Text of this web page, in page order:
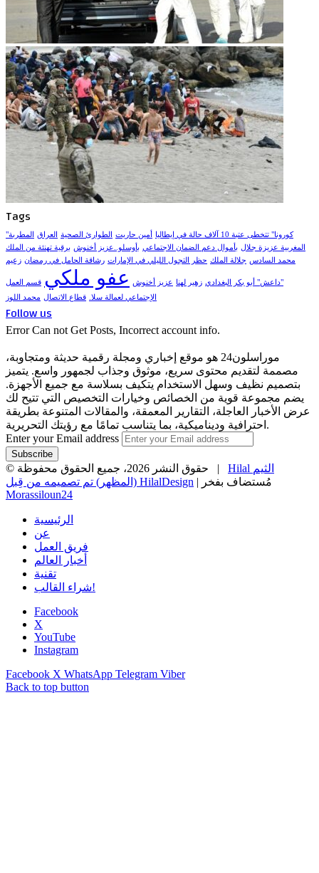
Tags
"كورونا" تتخطى عتبة 10 آلاف حالة في إيطاليا أمين حاريت الطوارئ الصحية العراق
المطربة
المغربية عزيزة جلال بأموال دعم الضمان الاجتماعي بأوسلو..عزيز أخنوش برقية تهنئة من الملك
محمد السادس جلالة الملك حظر التجول الليلي في الإمارات رشاقة الحامل في رمضان زعيم
"داعش" أبو بكر البغدادي زهير لهنا عزيز أخنوش عفو ملكي قسم العمل
الإجتماعي لعمالة سلا.
قطاع الاتصال محمد اللوز
Follow us
Error Can not Get Posts, Incorrect account info.
موراسلون24 هو موقع إخباري ومجلة رقمية حديثة ومتجاوبة،
مصممة لتقديم محتوى سريع، موثوق وجذاب لجمهور واسع. يتميز
بتصميم نظيف وسهل الاستخدام يتكيف بسلاسة مع جميع الأجهزة.
يضم مجموعة قوية من الخصائص وخيارات التخصيص التي تتيح لك
عرض الأخبار العاجلة، التقارير المعمقة، والمقالات المتنوعة بطريقة
احترافية وديناميكية، بما يتناسب تمامًا مع رؤيتك التحريرية.
Enter your Email address
© حقوق النشر 2026، جميع الحقوق محفوظة | Hilal الثيم
(المظهر) تم تصميمه من قِبل HilalDesign
| مُستضاف بفخر
Morassiloun24
الرئيسية
عن
فريق العمل
أخبار العالم
تقنية
شراء القالب!
Facebook
X
YouTube
Instagram
Facebook X WhatsApp Telegram Viber
Back to top button